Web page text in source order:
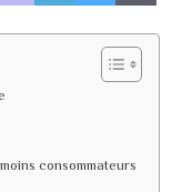
consommateurs